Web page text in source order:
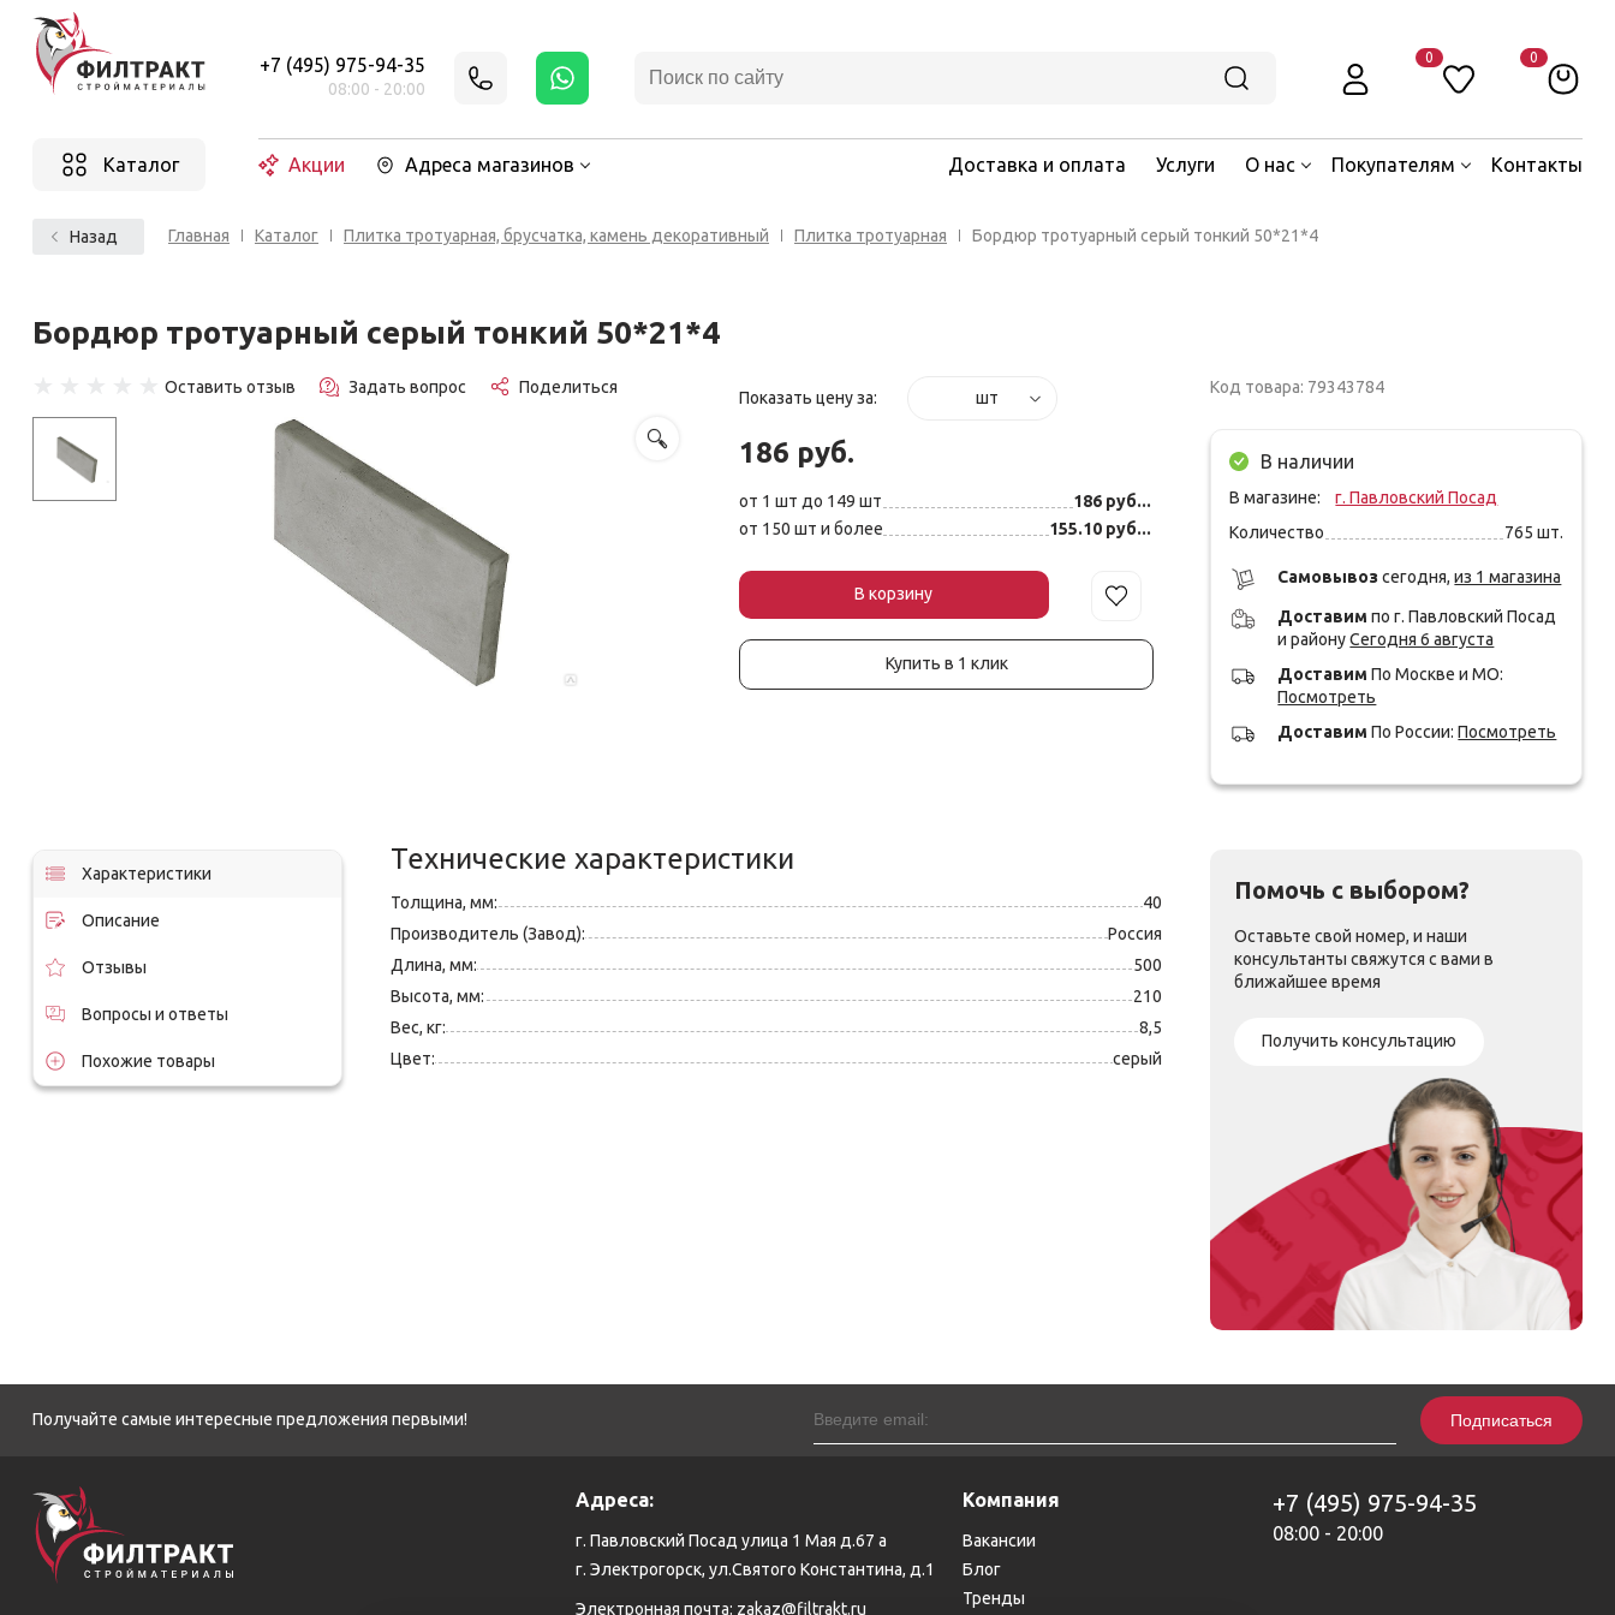
+7 (495) 975-94-35
08:00 - 20:00
0 0
Каталог Акции Адреса магазинов Доставка и оплата Услуги О нас Покупателям Контакты
Назад Главная Каталог Плитка тротуарная, брусчатка, камень декоративный Плитка тротуарная Бордюр тротуарный серый тонкий 50*21*4
Бордюр тротуарный серый тонкий 50*21*4
Оставить отзыв Задать вопрос Поделиться
Показать цену за: шт
186 руб.
от 1 шт до 149 шт
186 руб...
от 150 шт и более
155.10 руб...
В корзину
Купить в 1 клик
Код товара: 79343784
В наличии
В магазине:
г. Павловский Посад
Количество
765 шт.
Cамовывоз сегодня,из 1 магазина
Доставим по г. Павловский Посад
и районуСегодня 6 августа
Доставим По Москве и МО:
Посмотреть
Доставим По России:Посмотреть
Характеристики
Описание
Отзывы
Вопросы и ответы
Похожие товары
Технические характеристики
Толщина, мм:
40
Производитель (Завод):
Россия
Длина, мм:
500
Высота, мм:
210
Вес, кг:
8,5
Цвет:
серый
Помочь с выбором?
Оставьте свой номер, и наши
консультанты свяжутся с вами в
ближайшее время
Получить консультацию
Получайте самые интересные предложения первыми! Подписаться
Адреса:
г. Павловский Посад улица 1 Мая д.67 а
г. Электрогорск, ул.Святого Константина, д.1
Электронная почта: zakaz@filtrakt.ru
Компания
Вакансии
Блог
Тренды
+7 (495) 975-94-35
08:00 - 20:00